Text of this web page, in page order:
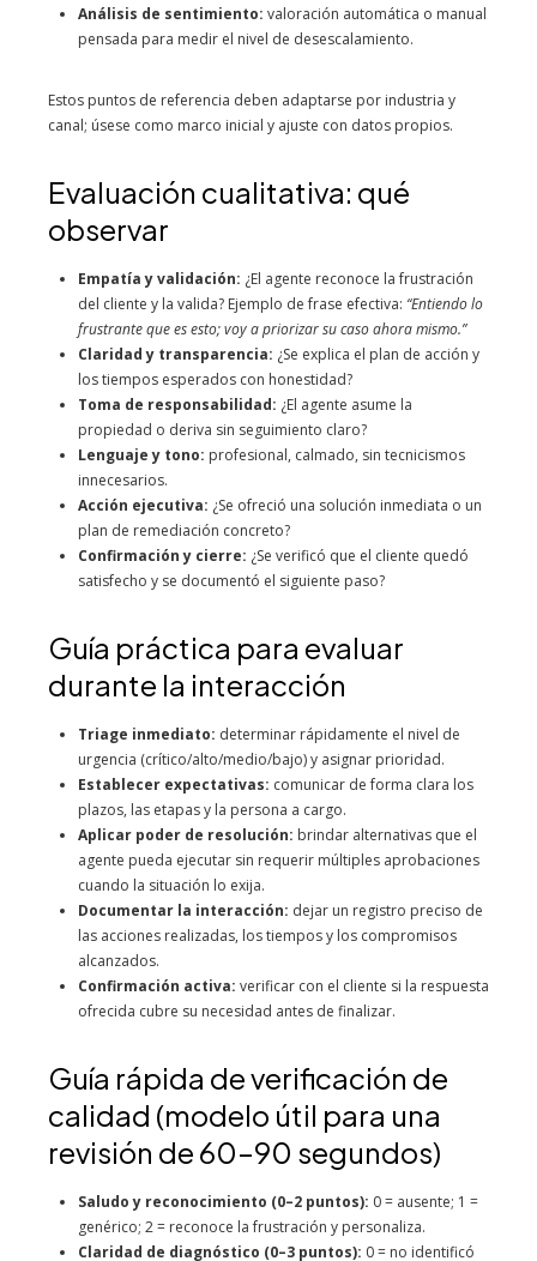
Análisis de sentimiento: valoración automática o manual
pensada para medir el nivel de desescalamiento.
Estos puntos de referencia deben adaptarse por industria y
canal; úsese como marco inicial y ajuste con datos propios.
Evaluación cualitativa: qué
observar
Empatía y validación: ¿El agente reconoce la frustración
del cliente y la valida? Ejemplo de frase efectiva: “Entiendo lo
frustrante que es esto; voy a priorizar su caso ahora mismo.”
Claridad y transparencia: ¿Se explica el plan de acción y
los tiempos esperados con honestidad?
Toma de responsabilidad: ¿El agente asume la
propiedad o deriva sin seguimiento claro?
Lenguaje y tono: profesional, calmado, sin tecnicismos
innecesarios.
Acción ejecutiva: ¿Se ofreció una solución inmediata o un
plan de remediación concreto?
Confirmación y cierre: ¿Se verificó que el cliente quedó
satisfecho y se documentó el siguiente paso?
Guía práctica para evaluar
durante la interacción
Triage inmediato: determinar rápidamente el nivel de
urgencia (crítico/alto/medio/bajo) y asignar prioridad.
Establecer expectativas: comunicar de forma clara los
plazos, las etapas y la persona a cargo.
Aplicar poder de resolución: brindar alternativas que el
agente pueda ejecutar sin requerir múltiples aprobaciones
cuando la situación lo exija.
Documentar la interacción: dejar un registro preciso de
las acciones realizadas, los tiempos y los compromisos
alcanzados.
Confirmación activa: verificar con el cliente si la respuesta
ofrecida cubre su necesidad antes de finalizar.
Guía rápida de verificación de
calidad (modelo útil para una
revisión de 60–90 segundos)
Saludo y reconocimiento (0–2 puntos): 0 = ausente; 1 =
genérico; 2 = reconoce la frustración y personaliza.
Claridad de diagnóstico (0–3 puntos): 0 = no identificó